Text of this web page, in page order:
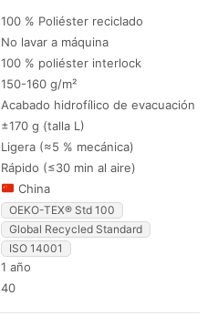
100 % Poliéster reciclado
No lavar a máquina
100 % poliéster interlock
150-160 g/m²
Acabado hidrofílico de evacuación
±170 g (talla L)
Ligera (≈5 % mecánica)
Rápido (≤30 min al aire)
China
OEKO-TEX® Std 100
Global Recycled Standard
ISO 14001
1 año
40